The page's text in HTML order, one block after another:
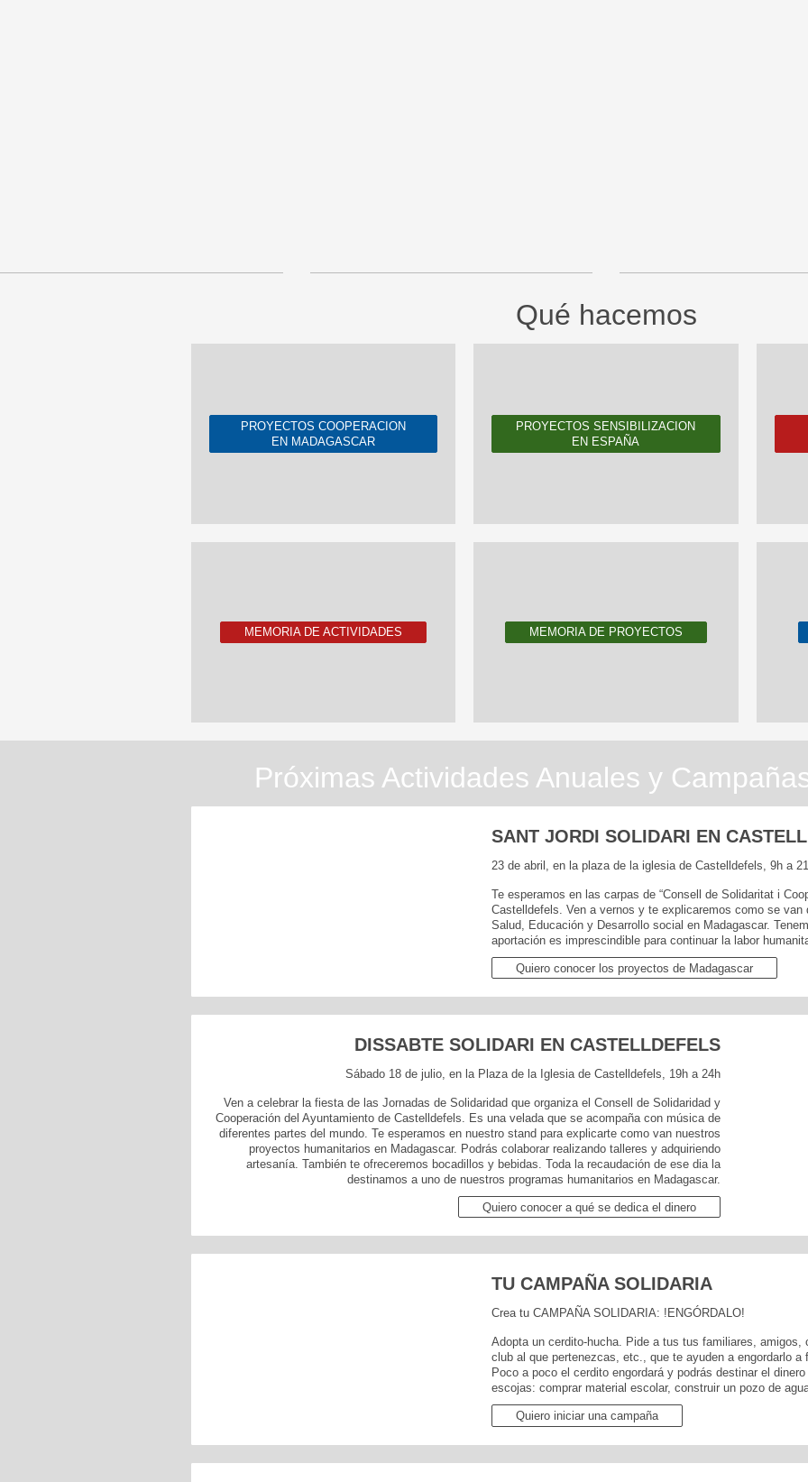
Qué hacemos
PROYECTOS COOPERACION
EN MADAGASCAR
PROYECTOS SENSIBILIZACION
EN ESPAÑA
MEMORIA DE ACTIVIDADES MEMORIA DE PROYECTOS
Próximas Actividades Anuales y
SANT JORDI SOLIDARI EN
23 de abril, en la plaza de la iglesia de Castelldefels, 9h a
Te esperamos en las carpas de “Consell de Solidaritat i
Castelldefels. Ven a vernos y te explicaremos como se van
Salud, Educación y Desarrollo social en Madagascar.
aportación es imprescindible para continuar la labor
Quiero conocer los proyectos de Madagascar
DISSABTE SOLIDARI EN CASTELLDEFELS
Sábado 18 de julio, en la Plaza de la Iglesia de Castelldefels, 19h a 24h
Ven a celebrar la fiesta de las Jornadas de Solidaridad que organiza el Consell de Solidaridad y
Cooperación del Ayuntamiento de Castelldefels. Es una velada que se acompaña con música de
diferentes partes del mundo. Te esperamos en nuestro stand para explicarte como van nuestros
proyectos humanitarios en Madagascar. Podrás colaborar realizando talleres y adquiriendo
artesanía. También te ofreceremos bocadillos y bebidas. Toda la recaudación de ese dia la
destinamos a uno de nuestros programas humanitarios en Madagascar.
Quiero conocer a qué se dedica el dinero
TU CAMPAÑA SOLIDARIA
Crea tu CAMPAÑA SOLIDARIA: !ENGÓRDALO!
Adopta un cerdito-hucha. Pide a tus tus familiares, amigos,
club al que pertenezcas, etc., que te ayuden a engordarlo
Poco a poco el cerdito engordará y podrás destinar el
escojas: comprar material escolar, construir un pozo de
Quiero iniciar una campaña